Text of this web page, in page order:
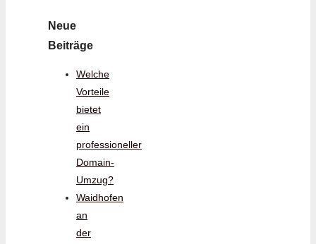
Neue
Beiträge
Welche
Vorteile
bietet
ein
professioneller
Domain-
Umzug?
Waidhofen
an
der